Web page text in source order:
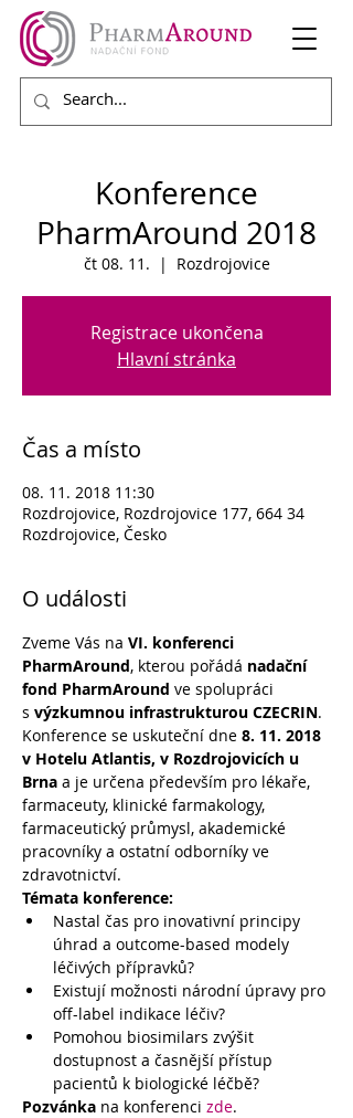
Konference
PharmAround 2018
čt 08. 11.
  |
Rozdrojovice
Registrace ukončena
Hlavní stránka
Čas a místo
08. 11. 2018 11:30
Rozdrojovice, Rozdrojovice 177, 664 34
Rozdrojovice, Česko
O události
Zveme Vás na VI. konferenci
PharmAround, kterou pořádá nadační
fond PharmAround ve spolupráci
s výzkumnou infrastrukturou CZECRIN.
Konference se uskuteční dne 8. 11. 2018
v Hotelu Atlantis, v Rozdrojovicích u
Brna a je určena především pro lékaře,
farmaceuty, klinické farmakology,
farmaceutický průmysl, akademické
pracovníky a ostatní odborníky ve
zdravotnictví.
Témata konference:
Nastal čas pro inovativní principy
úhrad a outcome-based modely
léčivých přípravků?
Existují možnosti národní úpravy pro
off-label indikace léčiv?
Pomohou biosimilars zvýšit
dostupnost a časnější přístup
pacientů k biologické léčbě?
Pozvánka na konferenci zde.